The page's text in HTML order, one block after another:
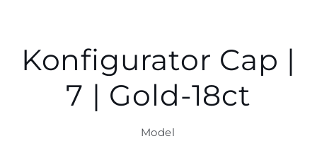
Skip to
product
information
Konfigurator Cap |
7 | Gold-18ct
Model